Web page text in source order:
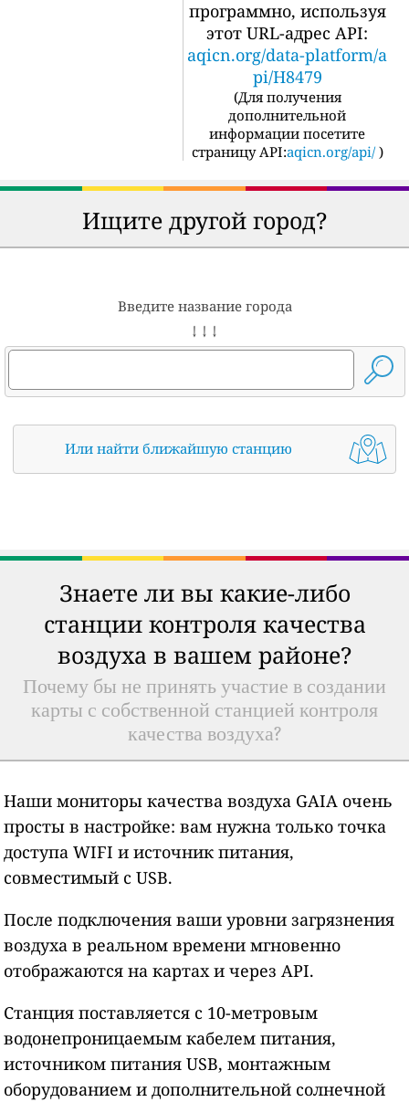
программно, используя
этот URL-адрес API:
aqicn.org/data-platform/a
pi/H8479
(Для получения
дополнительной
информации посетите
страницу API:aqicn.org/api/ )
Ищите другой город?
Введите название города
↓ ↓ ↓
Или найти ближайшую станцию
Знаете ли вы какие-либо
станции контроля качества
воздуха в вашем районе?
Почему бы не принять участие в создании
карты с собственной станцией контроля
качества воздуха?
Наши мониторы качества воздуха GAIA очень
просты в настройке: вам нужна только точка
доступа WIFI и источник питания,
совместимый с USB.
После подключения ваши уровни загрязнения
воздуха в реальном времени мгновенно
отображаются на картах и через API.
Станция поставляется с 10-метровым
водонепроницаемым кабелем питания,
источником питания USB, монтажным
оборудованием и дополнительной солнечной